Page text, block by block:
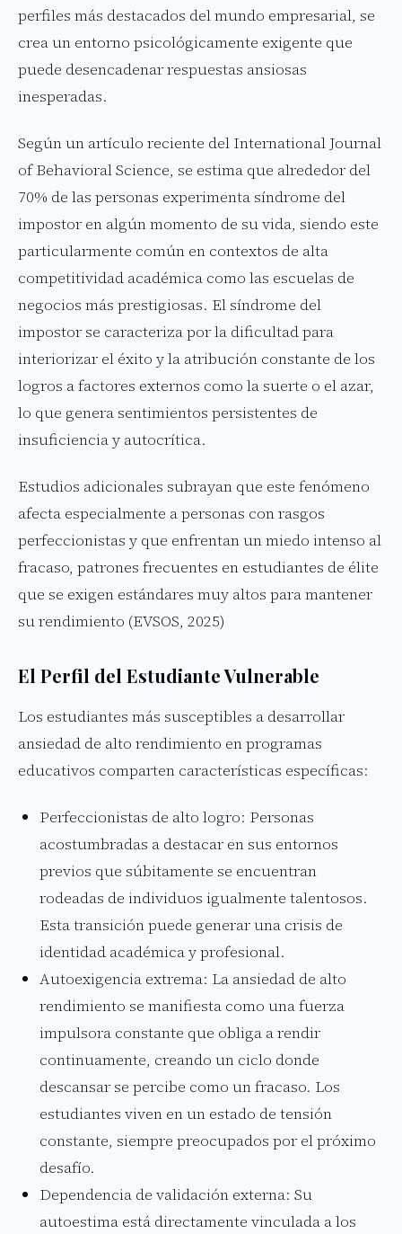
perfiles más destacados del mundo empresarial, se
crea un entorno psicológicamente exigente que
puede desencadenar respuestas ansiosas
inesperadas.
Según un artículo reciente del International Journal
of Behavioral Science, se estima que alrededor del
70% de las personas experimenta síndrome del
impostor en algún momento de su vida, siendo este
particularmente común en contextos de alta
competitividad académica como las escuelas de
negocios más prestigiosas. El síndrome del
impostor se caracteriza por la dificultad para
interiorizar el éxito y la atribución constante de los
logros a factores externos como la suerte o el azar,
lo que genera sentimientos persistentes de
insuficiencia y autocrítica.
Estudios adicionales subrayan que este fenómeno
afecta especialmente a personas con rasgos
perfeccionistas y que enfrentan un miedo intenso al
fracaso, patrones frecuentes en estudiantes de élite
que se exigen estándares muy altos para mantener
su rendimiento (EVSOS, 2025)
El Perfil del Estudiante Vulnerable
Los estudiantes más susceptibles a desarrollar
ansiedad de alto rendimiento en programas
educativos comparten características específicas:
Perfeccionistas de alto logro: Personas
acostumbradas a destacar en sus entornos
previos que súbitamente se encuentran
rodeadas de individuos igualmente talentosos.
Esta transición puede generar una crisis de
identidad académica y profesional.
Autoexigencia extrema: La ansiedad de alto
rendimiento se manifiesta como una fuerza
impulsora constante que obliga a rendir
continuamente, creando un ciclo donde
descansar se percibe como un fracaso. Los
estudiantes viven en un estado de tensión
constante, siempre preocupados por el próximo
desafío.
Dependencia de validación externa: Su
autoestima está directamente vinculada a los